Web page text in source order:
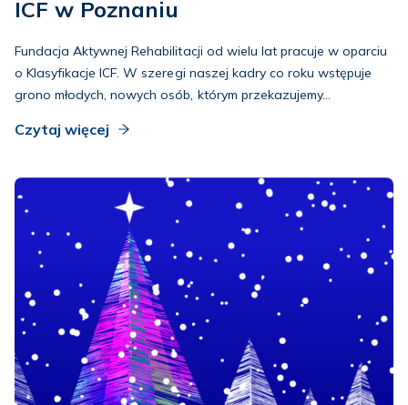
ICF w Poznaniu
Fundacja Aktywnej Rehabilitacji od wielu lat pracuje w oparciu
o Klasyfikacje ICF. W szeregi naszej kadry co roku wstępuje
grono młodych, nowych osób, którym przekazujemy...
Czytaj więcej